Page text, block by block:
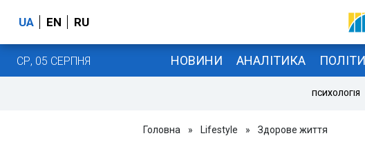
UA EN RU
СР, 05 СЕРПНЯ НОВИНИ АНАЛІТИКА
ПСИХОЛОГІЯ
Головна » Lifestyle » Здорове життя